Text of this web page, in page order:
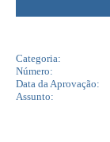
Categoria:
Número:
Data da Aprovação:
Assunto: